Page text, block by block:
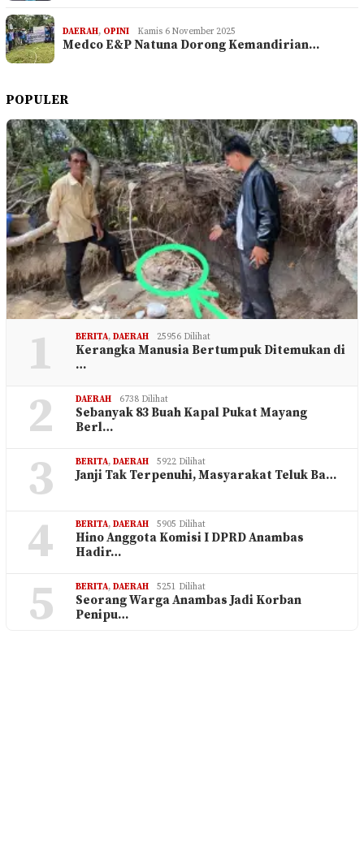
DAERAH, OPINI Kamis 6 November 2025
Medco E&P Natuna Dorong Kemandirian…
POPULER
1 BERITA, DAERAH 25956 Dilihat
Kerangka Manusia Bertumpuk Ditemukan di
…
2 DAERAH 6738 Dilihat
Sebanyak 83 Buah Kapal Pukat Mayang
Berl…
3 BERITA, DAERAH 5922 Dilihat
Janji Tak Terpenuhi, Masyarakat Teluk Ba…
4 BERITA, DAERAH 5905 Dilihat
Hino Anggota Komisi I DPRD Anambas
Hadir…
5 BERITA, DAERAH 5251 Dilihat
Seorang Warga Anambas Jadi Korban
Penipu…